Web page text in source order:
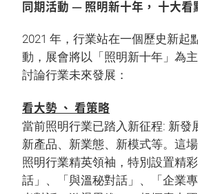
同期活動 — 照明新十年， 十大看
2021 年，行業站在一個歷史新起
動，展會將以「照明新十年」為
討論行業未來發展：
看大勢 、 看策略
當前照明行業已踏入新征程: 新發
新產品、新業態、新模式等。這
照明行業精英領袖，特別設置精
話」、「與溫秘對話」、「企業